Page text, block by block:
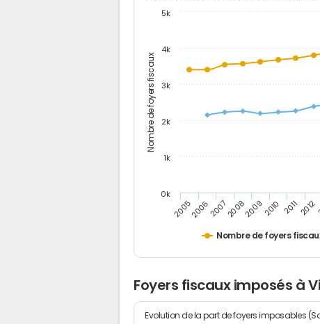
Nombre de foyers fiscaux
Nombre de foyers
200520062007200820092010 20112012
0k
1k
2k
3k
4k
5k
Foyers fiscaux imposés à
Evolution de la part de foyers imposables